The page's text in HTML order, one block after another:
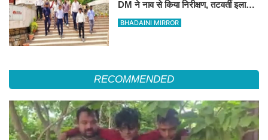
DM ने नाव से किया निरीक्षण, तटवर्ती इलाकों
के लिए अलर्ट जारी
BHADAINI MIRROR
RECOMMENDED